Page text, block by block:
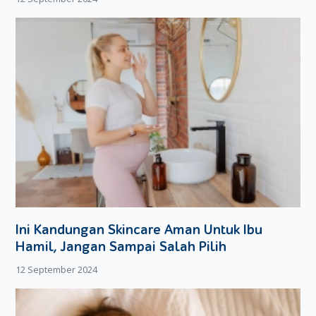
di Internet. Inilah saat yang tepat bagi Moms untuk
mengenalkan fungsi Internet sebagai sarana untuk
membantu tugas sekolah ataupun untuk menemukan hal-hal
yang berkaitan dengan hobi mereka.
Dalam masa ini, perhatian orang tua tidak hanya pada apa
yang mereka lihat di Internet saja, akan tetapi juga pada
berapa lama mereka menghabiskan waktu mereka untuk
online. Dalam hal ini, tugas Moms adalah membantu untuk
mengarahkan kebebasan mereka dan berikanlah batasan
berapa lama mereka bisa mengggunakan Internet. Libatkan
pula mereka pada kegiatan lainnya selain kegiatan online,
Ini Kandungan Skincare Aman Untuk Ibu
Hamil, Jangan Sampai Salah Pilih
12 September 2024